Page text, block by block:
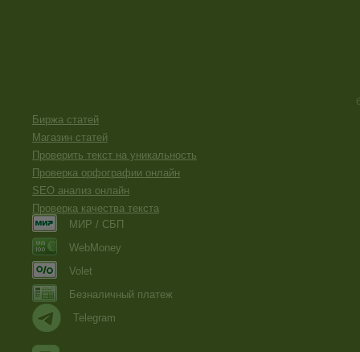
Биржа статей
Магазин статей
Проверить текст на уникальность
Проверка орфографии онлайн
SEO анализ онлайн
Проверка качества текста
МИР / СБП
WebMoney
Volet
Безналичный платеж
Telegram